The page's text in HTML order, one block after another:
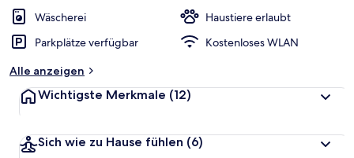
Wäscherei
Haustiere erlaubt
Parkplätze verfügbar
Kostenloses WLAN
Alle anzeigen
Wichtigste Merkmale (12)
Sich wie zu Hause fühlen (6)